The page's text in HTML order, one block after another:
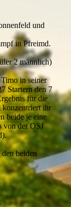
und
in Pfreimd.
2 männlich)
in seiner
Startern den 7
für die
konzentriert ihr
beide je eine
von der OSJ
beiden